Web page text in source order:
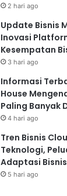
2 hari ago
Update Bisnis
Inovasi
Kesempatan
3 hari ago
Informasi
House
Paling Banyak
4 hari ago
Tren Bisnis
Teknologi,
Adaptasi Bisnis
5 hari ago